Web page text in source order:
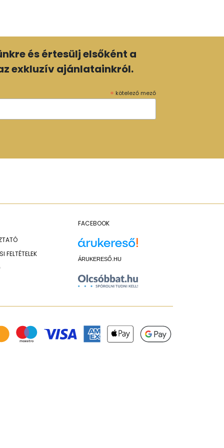
és értesülj elsőként a
exkluzív ajánlatainkról.
* kötelező mező
FELTÉTELEK
FACEBOOK
ÁRUKERESŐ.HU